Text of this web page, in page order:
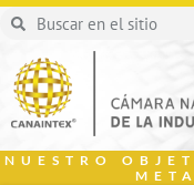
NUESTRO